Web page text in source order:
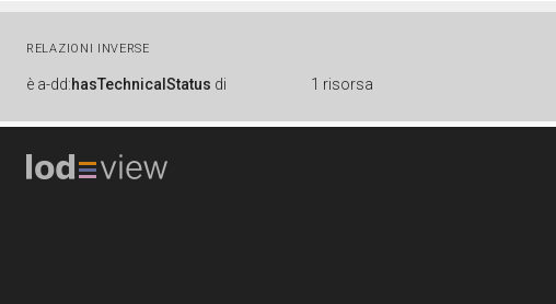
RELAZIONI INVERSE
è a-dd:hasTechnicalStatus di 1 risorsa